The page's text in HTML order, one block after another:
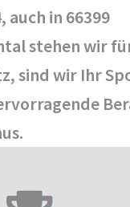
auch in 66399
stehen wir
sind wir Ihr